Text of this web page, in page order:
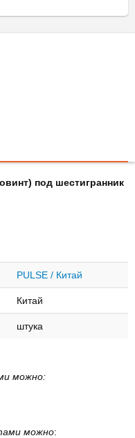
под шестигранник
PULSE / Китай
Китай
штука
можно:
можно: